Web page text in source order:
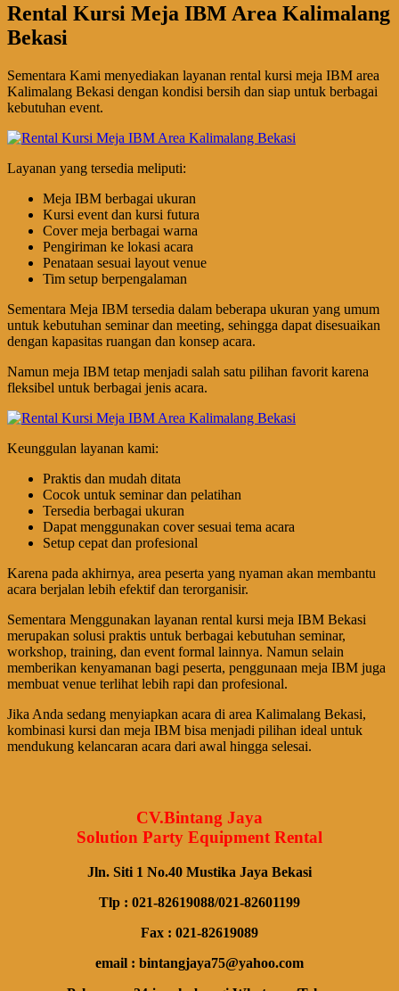
Rental Kursi Meja IBM Area Kalimalang
Bekasi
Sementara Kami menyediakan layanan rental kursi meja IBM area
Kalimalang Bekasi dengan kondisi bersih dan siap untuk berbagai
kebutuhan event.
Layanan yang tersedia meliputi:
Meja IBM berbagai ukuran
Kursi event dan kursi futura
Cover meja berbagai warna
Pengiriman ke lokasi acara
Penataan sesuai layout venue
Tim setup berpengalaman
Sementara Meja IBM tersedia dalam beberapa ukuran yang umum
untuk kebutuhan seminar dan meeting, sehingga dapat disesuaikan
dengan kapasitas ruangan dan konsep acara.
Namun meja IBM tetap menjadi salah satu pilihan favorit karena
fleksibel untuk berbagai jenis acara.
Keunggulan layanan kami:
Praktis dan mudah ditata
Cocok untuk seminar dan pelatihan
Tersedia berbagai ukuran
Dapat menggunakan cover sesuai tema acara
Setup cepat dan profesional
Karena pada akhirnya, area peserta yang nyaman akan membantu
acara berjalan lebih efektif dan terorganisir.
Sementara Menggunakan layanan rental kursi meja IBM Bekasi
merupakan solusi praktis untuk berbagai kebutuhan seminar,
workshop, training, dan event formal lainnya. Namun selain
memberikan kenyamanan bagi peserta, penggunaan meja IBM juga
membuat venue terlihat lebih rapi dan profesional.
Jika Anda sedang menyiapkan acara di area Kalimalang Bekasi,
kombinasi kursi dan meja IBM bisa menjadi pilihan ideal untuk
mendukung kelancaran acara dari awal hingga selesai.
CV.Bintang Jaya
Solution Party Equipment Rental
Jln. Siti 1 No.40 Mustika Jaya Bekasi
Tlp : 021-82619088/021-82601199
Fax : 021-82619089
email : bintangjaya75@yahoo.com